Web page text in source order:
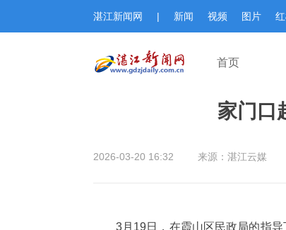
湛江新闻网 | 新闻 视频 图片
首页
家门口
2026-03-20 16:32 来源：湛江云媒
3月19日，在霞山区民政局的指